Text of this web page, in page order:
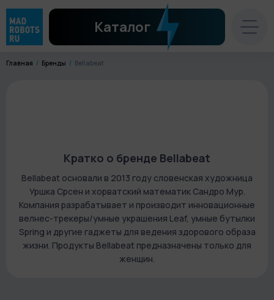
Каталог
Главная Бренды Bellabeat
Кратко о бренде Bellabeat
Bellabeat основали в 2013 году словенская художница
Уршка Срсен и хорватский математик Сандро Мур.
Компания разрабатывает и производит инновационные
велнес-трекеры/умные украшения Leaf, умные бутылки
Spring и другие гаджеты для ведения здорового образа
жизни. Продукты Bellabeat предназначены только для
женщин.